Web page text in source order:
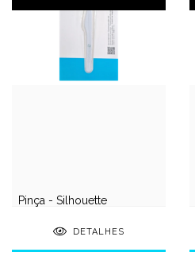
Pinça - Silhouette
DETALHES